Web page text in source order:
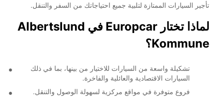
تأجير السيارات الممتازة لتلبية جميع احتياجاتك من السفر والتنقل.
لماذا تختار Europcar في Albertslund
Kommune؟
تشكيلة واسعة من السيارات للاختيار من بينها، بما في ذلك
السيارات الاقتصادية والعائلية والفاخرة.
فروع متوفرة في مواقع مركزية لسهولة الوصول والتنقل.